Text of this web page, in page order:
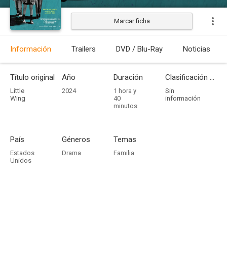
Estrenada
Marcar ficha
Información Trailers DVD / Blu-Ray Noticias
Título original
Little
Wing
Año
2024
Duración
1 hora y
40
minutos
Clasificación por edades
Sin
información
País
Estados
Unidos
Géneros
Drama
Temas
Familia